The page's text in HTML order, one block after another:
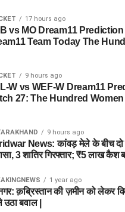
17 hours ago
vs MO Dream11
Team Today The
9 hours ago
W vs WEF-W Dream11
27: The Hundred
9 hours ago
News: कांवड़ मेले के बीच दो
3 शातिर गिरफ्तार; ₹5 लाख कैश
1 year ago
क़ब्रिस्तान की ज़मीन को लेकर
बवाल |